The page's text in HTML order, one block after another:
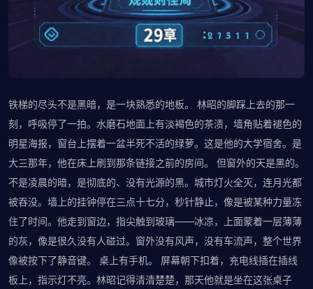
铁梯的尽头不是黑暗，是一块熟悉的地板。 林昭的脚踩上去的那一
刻，呼吸停了一拍。水磨石地面上有淡褐色的茶渍，墙角贴着褪色的
明星海报，窗台上摆着一盆半死不活的绿萝。这是他的大学宿舍。是
大三那年，他在床上刷到那条链接之前的房间。 但窗外的天是黑的。
不是凌晨的暗，是彻底的、没有光源的黑。城市灯火全灭，连月光都
被吞没。墙上的挂钟停在三点十七分，秒针静止，像是被某种力量冻
住了时间。他走到窗边，指尖触到玻璃——冰凉，上面蒙着一层薄薄
的灰，像是很久没有人碰过。窗外没有风声，没有车流声，整个世界
像被按下了静音键。 桌上有手机。 屏幕朝下扣着，充电线插在插线
板上，指示灯不亮。林昭记得清清楚楚，那天他就是坐在这张桌子